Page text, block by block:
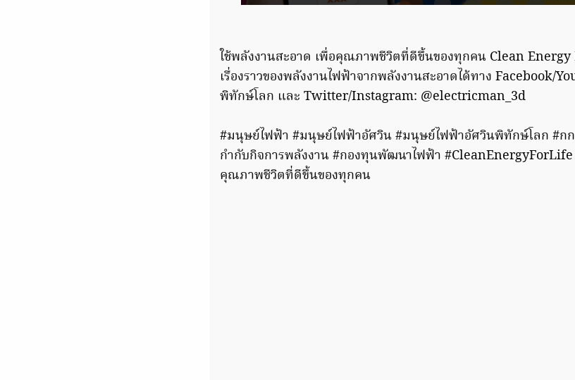
ใช้พลังงานสะอาด เพื่อคุณภาพชีวิตที่ดีขึ้นของทุกคน Clean
เรื่องราวของพลังงานไฟฟ้าจากพลังงานสะอาดได้ทาง Facebook/
พิทักษ์โลก และ Twitter/Instagram: @electricman_3d
#มนุษย์ไฟฟ้า #มนุษย์ไฟฟ้าอัศวิน #มนุษย์ไฟฟ้าอัศวินพิทักษ์โลก #ก
กำกับกิจการพลังงาน #กองทุนพัฒนาไฟฟ้า #CleanEnergyForLife
คุณภาพชีวิตที่ดีขึ้นของทุกคน